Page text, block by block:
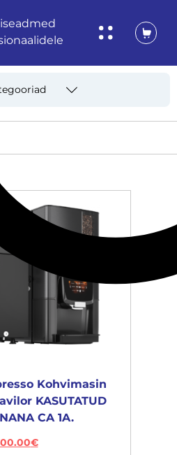
Kohvimasin
KASUTATUD
CA 1A.
€